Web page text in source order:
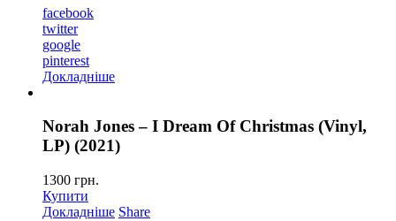
facebook
twitter
google
pinterest
Докладніше
Norah Jones – I Dream Of Christmas (Vinyl,
LP) (2021)
1300 грн.
Купити
Докладніше Share